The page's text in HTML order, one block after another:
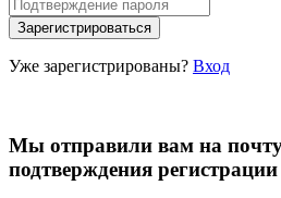
Уже зарегистрированы? Вход
Мы отправили вам на
подтверждения регистрации